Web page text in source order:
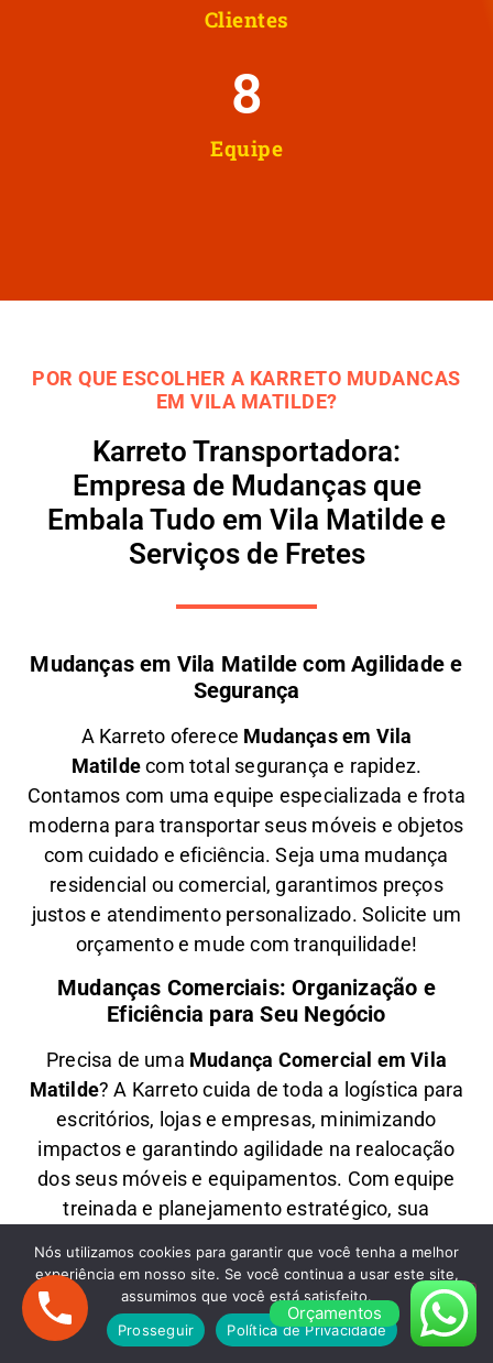
Clientes
Equipe
8
POR QUE ESCOLHER A KARRETO MUDANCAS
EM VILA MATILDE?
Karreto Transportadora:
Empresa de Mudanças que
Embala Tudo em Vila Matilde e
Serviços de Fretes
Mudanças em Vila Matilde com Agilidade e
Segurança
A Karreto oferece Mudanças em Vila
Matildecom total segurança e rapidez.
Contamos com uma equipe especializada e frota
moderna para transportar seus móveis e objetos
comcuidado e eficiência. Seja uma mudança
residencial ou comercial , garantimos preços
justos e atendimento personalizado. Solicite um
orçamento e mude com tranquilidade!
Mudanças Comerciais: Organização e
Eficiência para Seu Negócio
Precisa de uma Mudança Comercial emVila
Matilde? A Karretocuida de toda a logística para
escritórios, lojas e empresas, minimizando
impactos e garantindo agilidade na realocação
dos seus móveis e equipamentos. Com equipe
treinada e planejamento estratégico, sua
endereço.
Fretes em Vila Matilde: Transporte Rápido
e Econômico
Orçamentos
Nós utilizamos cookies para garantir que você tenha a melhor
experiência em nosso site. Se você continua a usar este site,
assumimos que você está satisfeito.
Prosseguir
Política de Privacidade